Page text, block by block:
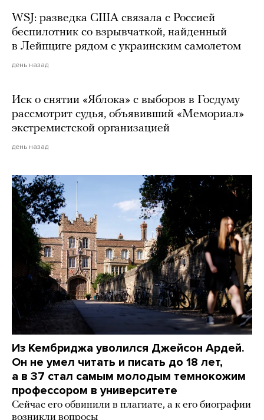
WSJ: разведка США связала с Россией
беспилотник со взрывчаткой, найденный
в Лейпциге рядом с украинским самолетом
день назад
Иск о снятии «Яблока» с выборов в Госдуму
рассмотрит судья, объявивший «Мемориал»
экстремистской организацией
день назад
Из Кембриджа уволился Джейсон Ардей.
Он не умел читать и писать до 18 лет,
а в 37 стал самым молодым темнокожим
профессором в университете
Сейчас его обвинили в плагиате, а к его биографии
возникли вопросы